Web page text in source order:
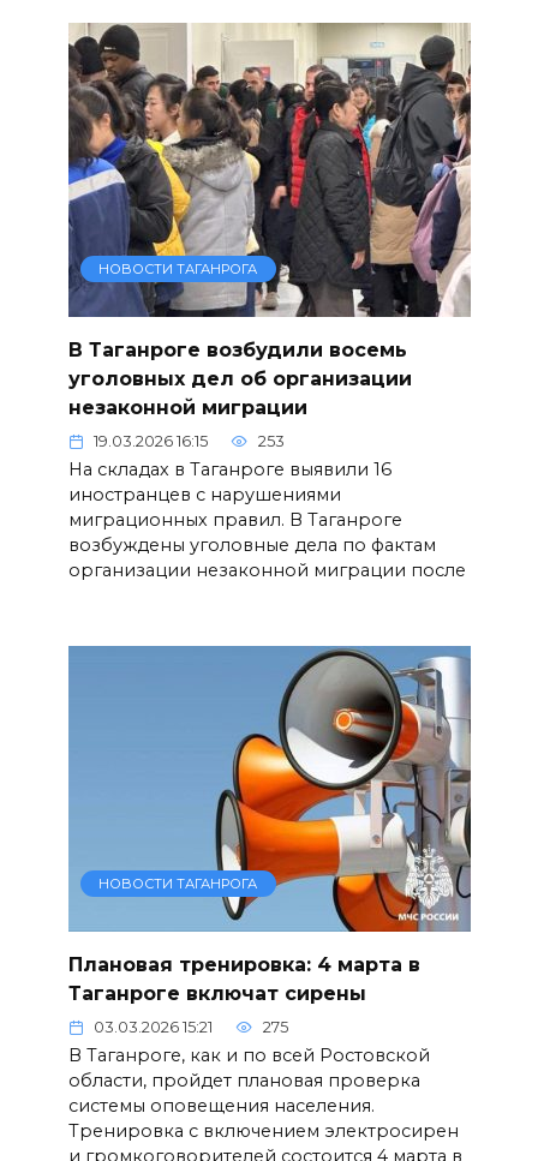
НОВОСТИ ТАГАНРОГА
В Таганроге возбудили восемь
уголовных дел об организации
незаконной миграции
19.03.2026 16:15 253
На складах в Таганроге выявили 16
иностранцев с нарушениями
миграционных правил. В Таганроге
возбуждены уголовные дела по фактам
организации незаконной миграции после
НОВОСТИ ТАГАНРОГА
Плановая тренировка: 4 марта в
Таганроге включат сирены
03.03.2026 15:21 275
В Таганроге, как и по всей Ростовской
области, пройдет плановая проверка
системы оповещения населения.
Тренировка с включением электросирен
и громкоговорителей состоится 4 марта в